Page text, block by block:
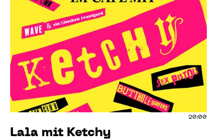
20:00
Lala mit Ketchy